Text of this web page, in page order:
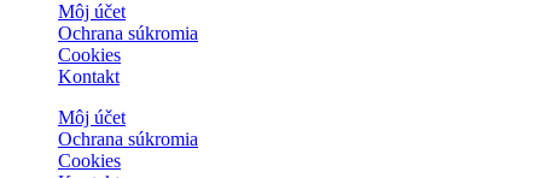
Môj účet
Ochrana súkromia
Cookies
Kontakt
Môj účet
Ochrana súkromia
Cookies